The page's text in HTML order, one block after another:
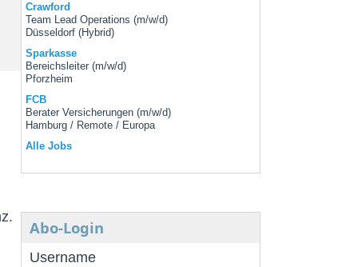
Crawford
Team Lead Operations (m/w/d)
Düsseldorf (Hybrid)
Sparkasse
Bereichsleiter (m/w/d)
Pforzheim
FCB
Berater Versicherungen (m/w/d)
Hamburg / Remote / Europa
Alle Jobs
Abo-Login
Username